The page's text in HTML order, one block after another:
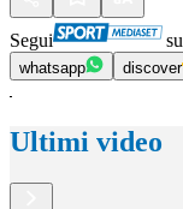
Segui su
whatsapp discover
Ultimi video